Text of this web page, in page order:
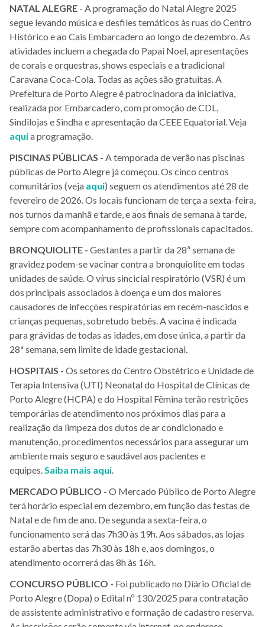
NATAL ALEGRE - A programação do Natal Alegre 2025
segue levando música e desfiles temáticos às ruas do Centro
Histórico e ao Cais Embarcadero ao longo de dezembro. As
atividades incluem a chegada do Papai Noel, apresentações
de corais e orquestras, shows especiais e a tradicional
Caravana Coca-Cola. Todas as ações são gratuitas. A
Prefeitura de Porto Alegre é patrocinadora da iniciativa,
realizada por Embarcadero, com promoção de CDL,
Sindilojas e Sindha e apresentação da CEEE Equatorial. Veja
aquia programação.
PISCINAS PÚBLICAS - A temporada de verão nas piscinas
públicas de Porto Alegre já começou. Os cinco centros
comunitários (veja aqui) seguem os atendimentos até 28 de
fevereiro de 2026. Os locais funcionam de terça a sexta-feira,
nos turnos da manhã e tarde, e aos finais de semana à tarde,
sempre com acompanhamento de profissionais capacitados.
BRONQUIOLITE - Gestantes a partir da 28ª semana de
gravidez podem-se vacinar contra a bronquiolite em todas
unidades de saúde. O vírus sincicial respiratório (VSR) é um
dos principais associados à doença e um dos maiores
causadores de infecções respiratórias em recém-nascidos e
crianças pequenas, sobretudo bebês. A vacina é indicada
para grávidas de todas as idades, em dose única, a partir da
28ª semana, sem limite de idade gestacional.
HOSPITAIS - Os setores do Centro Obstétrico e Unidade de
Terapia Intensiva (UTI) Neonatal do Hospital de Clínicas de
Porto Alegre (HCPA) e do Hospital Fêmina terão restrições
temporárias de atendimento nos próximos dias para a
realização da limpeza dos dutos de ar condicionado e
manutenção, procedimentos necessários para assegurar um
ambiente mais seguro e saudável aos pacientes e
equipes. Saiba mais aqui
MERCADO PÚBLICO - O Mercado Público de Porto Alegre
terá horário especial em dezembro, em função das festas de
Natal e de fim de ano. De segunda a sexta-feira, o
funcionamento será das 7h30 às 19h. Aos sábados, as lojas
estarão abertas das 7h30 às 18h e, aos domingos, o
atendimento ocorrerá das 8h às 16h.
CONCURSO PÚBLICO - Foi publicado no Diário Oficial de
Porto Alegre (Dopa) o Edital nº 130/2025 para contratação
de assistente administrativo e formação de cadastro reserva.